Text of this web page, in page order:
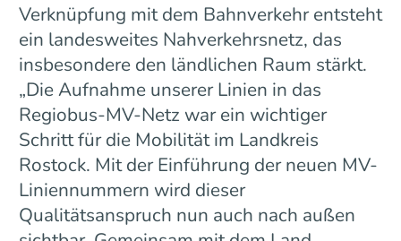
Verknüpfung mit dem Bahnverkehr entsteht
ein landesweites Nahverkehrsnetz, das
insbesondere den ländlichen Raum stärkt.
„Die Aufnahme unserer Linien in das
Regiobus-MV-Netz war ein wichtiger
Schritt für die Mobilität im Landkreis
Rostock. Mit der Einführung der neuen MV-
Liniennummern wird dieser
Qualitätsanspruch nun auch nach außen